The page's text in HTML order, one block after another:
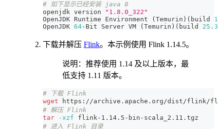
# 如下显示已经安装 java 8
openjdk version
"1.8.0_322"
OpenJDK Runtime Environment
( Temurin ) ( build
OpenJDK 64-Bit Server VM ( Temurin ) ( build
下载并解压 Flink。本示例使用 Flink 1.14.5。
说明：推荐使用 1.14 及以上版本，最
低支持 1.11 版本。
# 下载 Flink
wget https://archive.apache.org/dist/flink/
# 解压 Flink
tar
-xzf flink-1.14.5-bin-scala_2.11.tgz
# 进入 Flink 目录